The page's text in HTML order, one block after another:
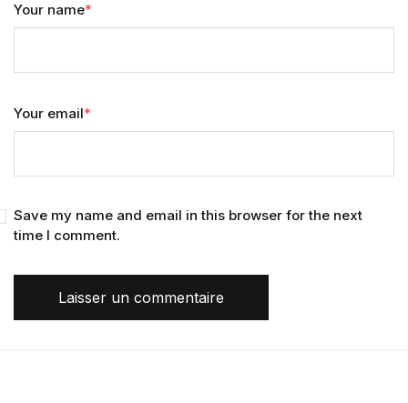
Your name*
Your email*
Save my name and email in this browser for the next
time I comment.
Laisser un commentaire